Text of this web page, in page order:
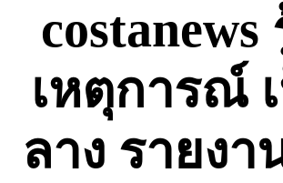
เหตุการณ์
ลาง รายงา